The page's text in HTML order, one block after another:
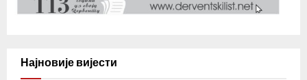
Најновије вијести